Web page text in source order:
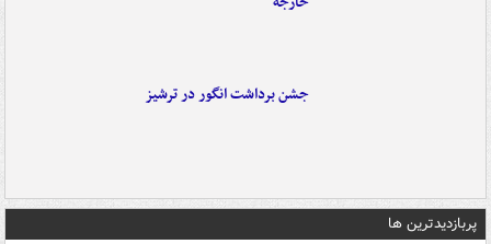
جشن برداشت انگور در ترشیز
پربازدیدترین ها